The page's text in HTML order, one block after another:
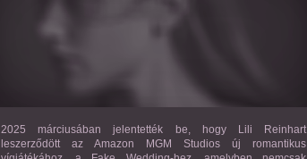
FAKE WEDDING
2025 márciusában jelentették be, hogy Lili Reinhart
leszerződött az Amazon MGM Studios új romantikus